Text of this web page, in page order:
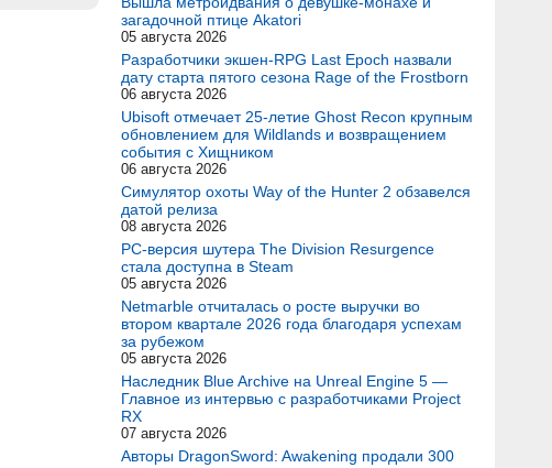
загадочной птице Akatori
05 августа 2026
Разработчики экшен-RPG Last Epoch назвали
дату старта пятого сезона Rage of the Frostborn
06 августа 2026
Ubisoft отмечает 25-летие Ghost Recon крупным
обновлением для Wildlands и возвращением
события с Хищником
06 августа 2026
Симулятор охоты Way of the Hunter 2 обзавелся
датой релиза
08 августа 2026
PC-версия шутера The Division Resurgence
стала доступна в Steam
05 августа 2026
Netmarble отчиталась о росте выручки во
втором квартале 2026 года благодаря успехам
за рубежом
05 августа 2026
Наследник Blue Archive на Unreal Engine 5 —
Главное из интервью с разработчиками Project
RX
07 августа 2026
Авторы DragonSword: Awakening продали 300